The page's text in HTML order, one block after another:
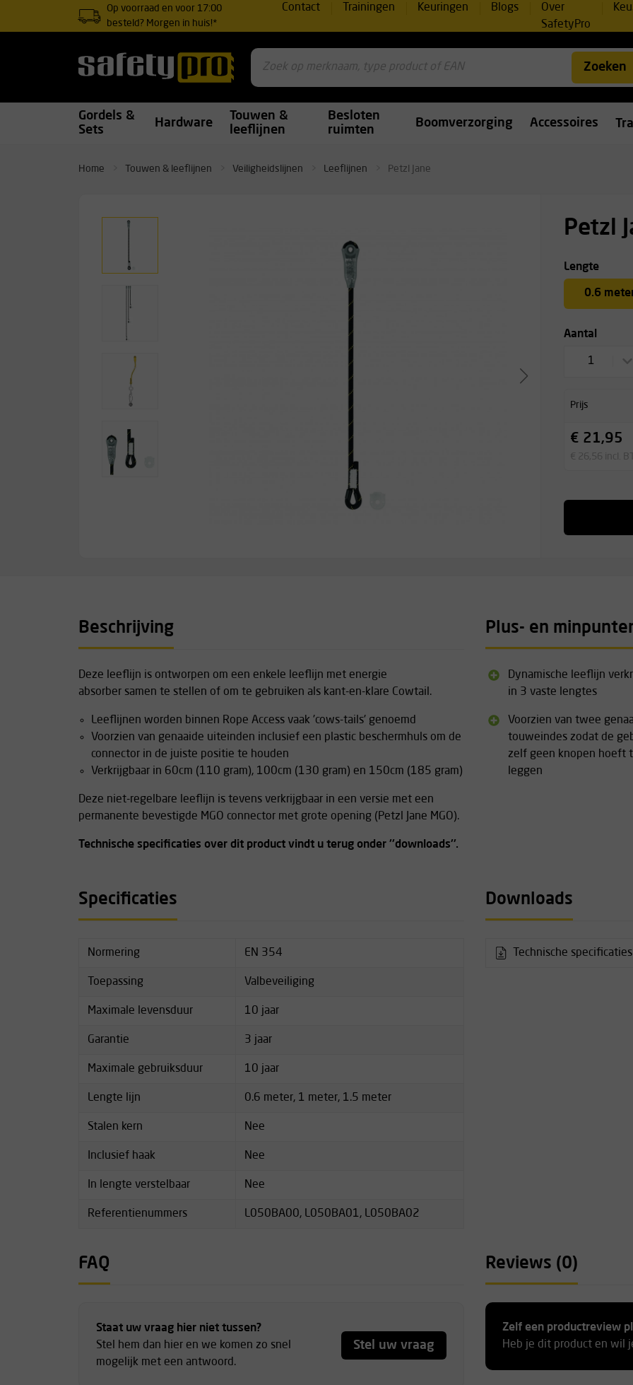
Op voorraad en voor 17:00
besteld? Morgen in huis!*
Contact Trainingen Keuringen Blogs
Over
SafetyPro
Zoeken
Gordels &
Sets
Hardware
Touwen &
leeflijnen
Besloten
ruimten
Boomverzorging Accessoires
Home Touwen & leeflijnen Veiligheidslijnen Leeflijnen Petzl Jane
Petzl
Lengte
0.6
Aantal
1
Prijs
€ 21,95
€ 26,56 incl.
Beschrijving
Deze leeflijn is ontworpen om een enkele leeflijn met energie
absorber samen te stellen of om te gebruiken als kant-en-klare Cowtail.
Leeflijnen worden binnen Rope Access vaak 'cows-tails' genoemd
Voorzien van genaaide uiteinden inclusief een plastic beschermhuls om de
connector in de juiste positie te houden
Verkrijgbaar in 60cm (110 gram), 100cm (130 gram) en 150cm (185 gram)
Deze niet-regelbare leeflijn is tevens verkrijgbaar in een versie met een
permanente bevestigde MGO connector met grote opening (Petzl Jane MGO).
Technische specificaties over dit product vindt u terug onder ''downloads''.
Plus- en
Dynamische leeflijn
in 3 vaste lengtes
Voorzien van twee
touweindes zodat de
zelf geen knopen hoeft
leggen
Specificaties
Normering EN 354
Toepassing Valbeveiliging
Maximale levensduur 10 jaar
Garantie 3 jaar
Maximale gebruiksduur 10 jaar
Lengte lijn 0.6 meter, 1 meter, 1.5 meter
Stalen kern Nee
Inclusief haak Nee
In lengte verstelbaar Nee
Referentienummers L050BA00, L050BA01, L050BA02
Downloads
Technische
FAQ
Staat uw vraag hier niet tussen?
Stel hem dan hier en we komen zo snel
mogelijk met een antwoord.
Stel uw vraag
Reviews (0)
Zelf een productreview
Heb je dit product en wil